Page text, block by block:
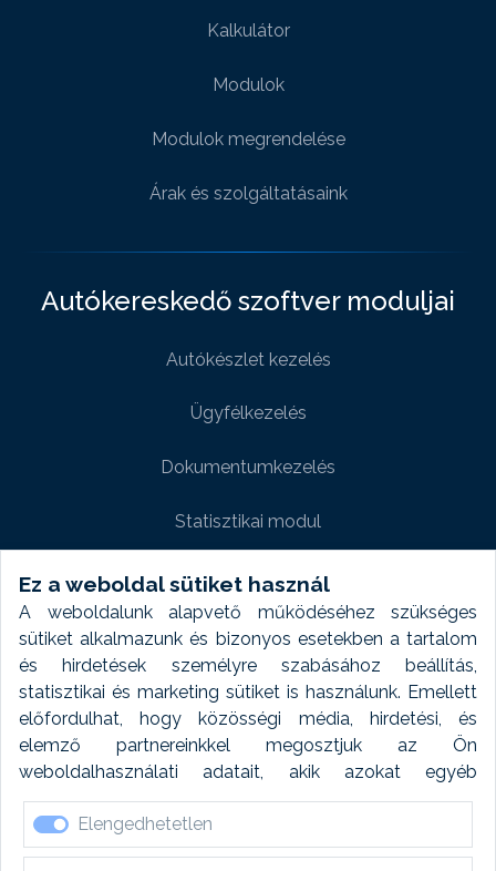
Ez a weboldal sütiket használ
A weboldalunk alapvető működéséhez szükséges
sütiket alkalmazunk és bizonyos esetekben a tartalom
és hirdetések személyre szabásához beállítás,
statisztikai és marketing sütiket is használunk. Emellett
előfordulhat, hogy közösségi média, hirdetési, és
elemző partnereinkkel megosztjuk az Ön
weboldalhasználati adatait, akik azokat egyéb
forrásokból gyűjtött adatokkal kombinálhatják. A sütik
elfogadásával kapcsolatosan naplózást végzünk és
ezen adatokat 6 hónap után automatikusan töröljük. A
Elengedhetetlen
Kalkulátor
Modulok
Modulok megrendelése
Árak és szolgáltatásaink
Autókereskedő szoftver moduljai
Autókészlet kezelés
Ügyfélkezelés
Dokumentumkezelés
Statisztikai modul
Weboldal modul
Fényképtár extra modul
Autómosó modul
Feladatütemezés